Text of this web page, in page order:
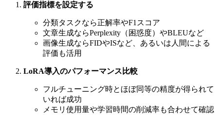
評価指標を設定する
分類タスクなら正解率やF1スコア
文章生成ならPerplexity（困惑度）やBLEUなど
画像生成ならFIDやISなど、あるいは人間による
評価も活用
LoRA導入のパフォーマンス比較
フルチューニング時とほぼ同等の精度が得られて
いれば成功
メモリ使用量や学習時間の削減率も合わせて確認